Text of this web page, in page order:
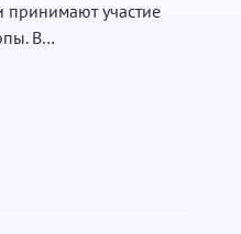
принимают участие
В…